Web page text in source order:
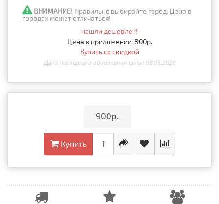
ВНИМАНИЕ! Правильно выбирайте город. Цена в
городах может отличаться!
нашли дешевле?!
Цена в приложении: 800р.
Купить со скидкой
Дата последнего обновления цены: 08.03.2026
900р.
Купить